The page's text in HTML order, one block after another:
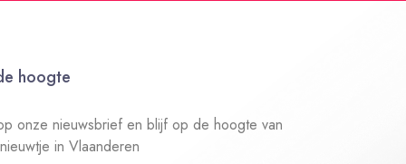
hoogte
onze nieuwsbrief en blijf op de hoogte van
in Vlaanderen